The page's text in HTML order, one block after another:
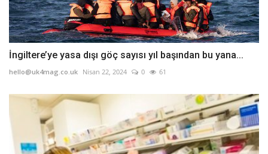
İngiltere’ye yasa dışı göç sayısı yıl başından bu yana...
hello@uk4mag.co.uk Nisan 22, 2024 0 61